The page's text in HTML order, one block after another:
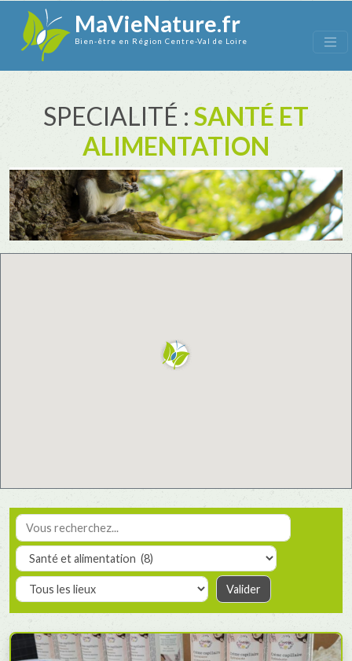
MaVieNature.fr
Bien-être en Région Centre-Val de Loire
SPECIALITÉ : SANTÉ ET
ALIMENTATION